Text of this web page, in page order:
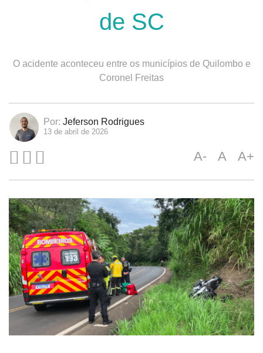
de SC
O acidente aconteceu entre os municípios de Quilombo e
Coronel Freitas
Por: Jeferson Rodrigues
13 de abril de 2026
A- A A+